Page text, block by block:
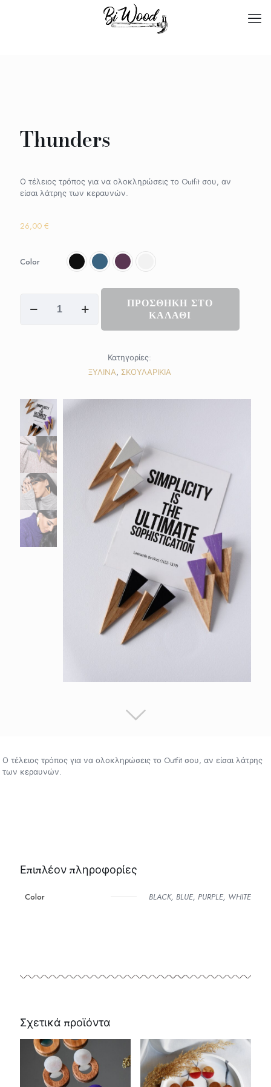
Thunders
Ο τέλειος τρόπος για να ολοκληρώσεις το Outfit σου, αν
είσαι λάτρης των κεραυνών.
26,00 €
Color
ποσότητα
ΠΡΟΣΘΗΚΗ ΣΤΟ
ΚΑΛΑΘΙ
Κατηγορίες:
ΞΥΛΙΝΑ, ΣΚΟΥΛΑΡΙΚΙΑ
Ο τέλειος τρόπος για να ολοκληρώσεις το Outfit σου, αν είσαι λάτρης
των κεραυνών.
Επιπλέον πληροφορίες
Color BLACK, BLUE, PURPLE, WHITE
Σχετικά προϊόντα